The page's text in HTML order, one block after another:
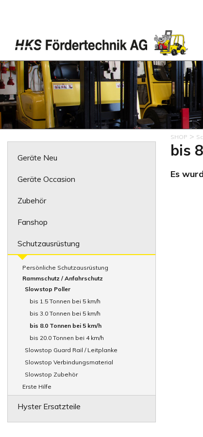
Geräte Neu
Geräte Occasion
Zubehör
Fanshop
Schutzausrüstung
Persönliche Schutzausrüstung
Rammschutz / Anfahrschutz
Slowstop Poller
bis 1.5 Tonnen bei 5 km/h
bis 3.0 Tonnen bei 5 km/h
bis 8.0 Tonnen bei 5 km/h
bis 20.0 Tonnen bei 4 km/h
Slowstop Guard Rail / Leitplanke
Slowstop Verbindungsmaterial
Slowstop Zubehör
Erste Hilfe
Hyster Ersatzteile
SHOP >
bis
Es